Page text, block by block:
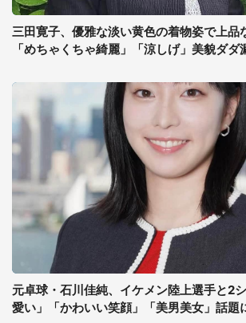
三田寛子、優雅な淡い黄色の着物姿で上品
「めちゃくちゃ綺麗」「涼しげ」美貌ダダ
元卓球・石川佳純、イケメン陸上選手と2
愛い」「かわいい笑顔」「美男美女」話題